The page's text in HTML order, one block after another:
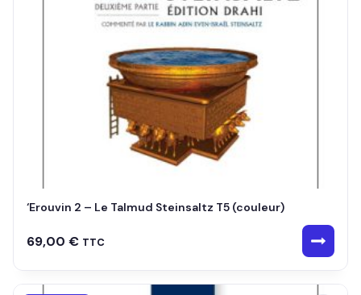
‘Erouvin 2 – Le Talmud Steinsaltz T5 (couleur)
69,00 € TTC